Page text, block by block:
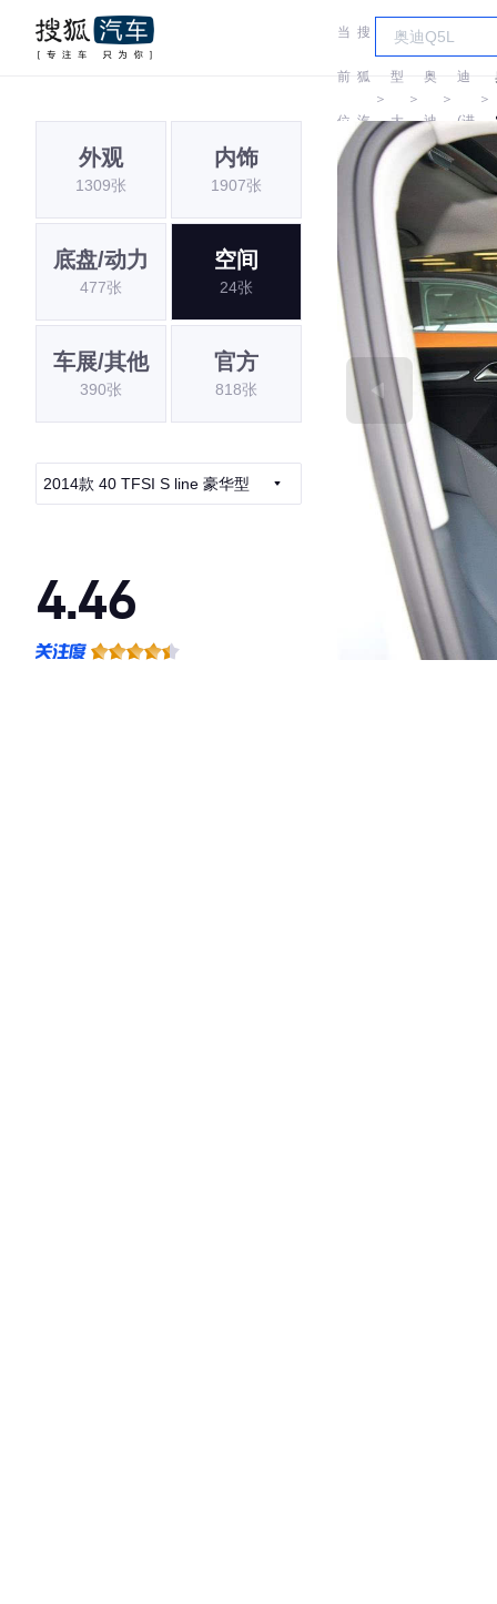
当
前
位
置:
搜
狐
汽
车
＞
车
型
大
＞
奥
迪
＞
迪
(进
口)
＞
外观
1309张
内饰
1907张
底盘/动力
477张
空间
24张
车展/其他
390张
官方
818张
2014款 40 TFSI S line 豪华型
4.46